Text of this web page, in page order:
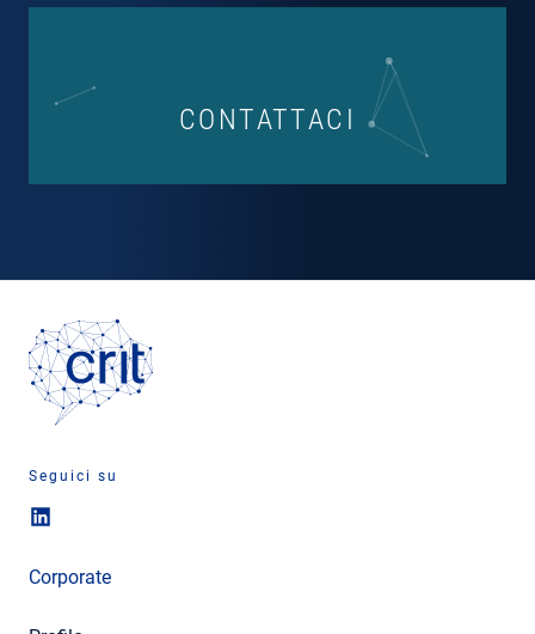
CONTATTACI
Seguici su
Corporate